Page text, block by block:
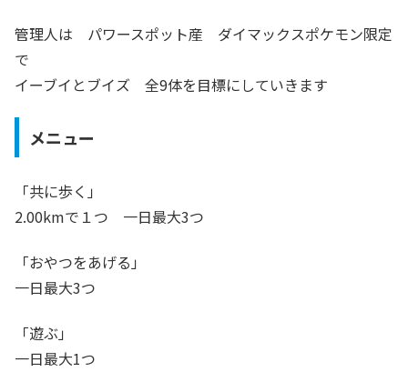
管理人は パワースポット産 ダイマックスポケモン限定
で
イーブイとブイズ 全9体を目標にしていきます
メニュー
「共に歩く」
2.00kmで１つ 一日最大3つ
「おやつをあげる」
一日最大3つ
「遊ぶ」
一日最大1つ